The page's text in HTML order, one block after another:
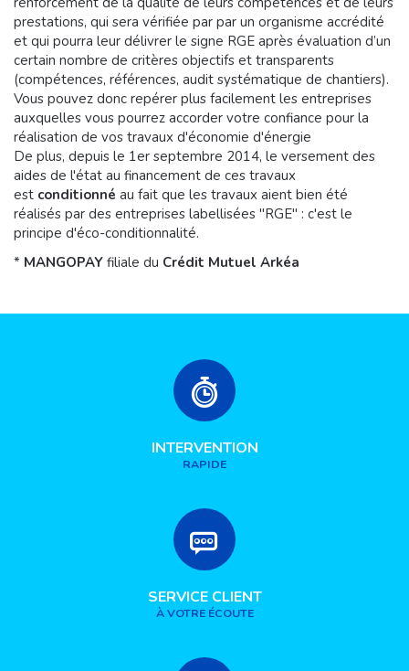
prestations, qui sera vérifiée par par un organisme accrédité
et qui pourra leur délivrer le signe RGE après évaluation d’un
certain nombre de critères objectifs et transparents
(compétences, références, audit systématique de chantiers).
Vous pouvez donc repérer plus facilement les entreprises
auxquelles vous pourrez accorder votre confiance pour la
réalisation de vos travaux d'économie d'énergie
De plus, depuis le 1er septembre 2014, le versement des
aides de l'état au financement de ces travaux
est conditionné au fait que les travaux aient bien été
réalisés par des entreprises labellisées "RGE" : c'est le
principe d'éco-conditionnalité.
* MANGOPAY filiale du Crédit Mutuel Arkéa
INTERVENTION
RAPIDE
SERVICE CLIENT
À VOTRE ÉCOUTE